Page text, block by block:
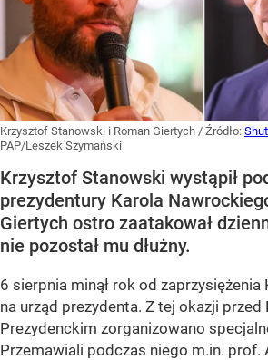
Krzysztof Stanowski i Roman Giertych / Źródło:
PAP/Leszek Szymański
Krzysztof Stanowski wystąpił
prezydentury Karola
Giertych ostro zaatakował
nie pozostał mu dłużny.
6 sierpnia minął rok od
na urząd prezydenta. Z tej okazji przed
Prezydenckim zorganizowano
Przemawiali podczas niego m.in. prof.